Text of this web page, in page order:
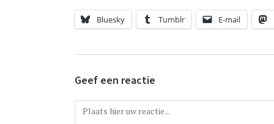
Bluesky Tumblr E-mail
Geef een reactie
Reactie